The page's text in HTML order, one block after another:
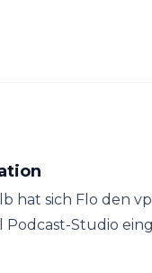
hat sich Flo den
Studio